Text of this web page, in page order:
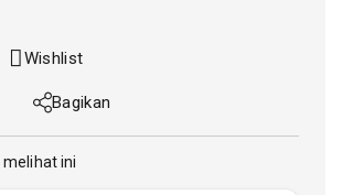
Wishlist
Bagikan
ini